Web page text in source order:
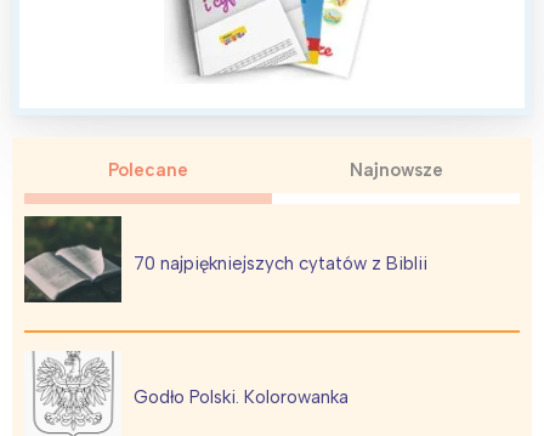
Polecane Najnowsze
70 najpiękniejszych cytatów z Biblii
Godło Polski. Kolorowanka